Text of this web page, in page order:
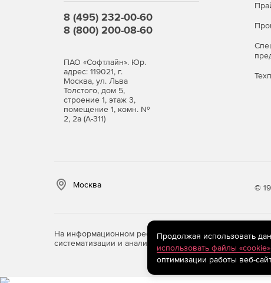
8 (495) 232-00-60
8 (800) 200-08-60
ПАО «Софтлайн». Юр.
адрес: 119021, г.
Москва, ул. Льва
Толстого, дом 5,
строение 1, этаж 3,
помещение 1, комн. №
2, 2а (А-311)
Москва ©
На информационном ресурсе store.softline.ru
систематизации и анализа сведений, относящихся к
Продолжая использовать
использовать файлы «cookie»
оптимизации работы веб-